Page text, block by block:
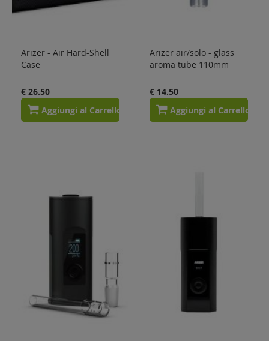
Arizer - Air Hard-Shell
Case
€ 26.50
Aggiungi al Carrello
Arizer air/solo - glass
aroma tube 110mm
€ 14.50
Aggiungi al Carrello